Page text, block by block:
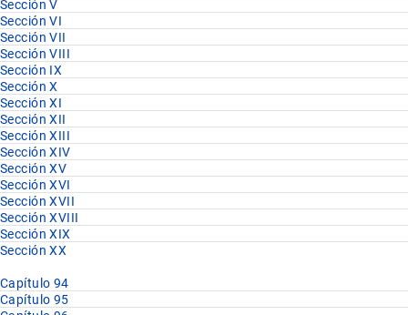
Sección V
Sección VI
Sección VII
Sección VIII
Sección IX
Sección X
Sección XI
Sección XII
Sección XIII
Sección XIV
Sección XV
Sección XVI
Sección XVII
Sección XVIII
Sección XIX
Sección XX
Capítulo 94
Capítulo 95